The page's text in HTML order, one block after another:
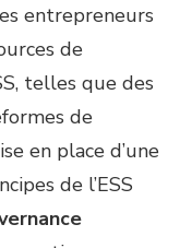
entrepreneurs
de
telles que des
de
en place d’une
de l’ESS